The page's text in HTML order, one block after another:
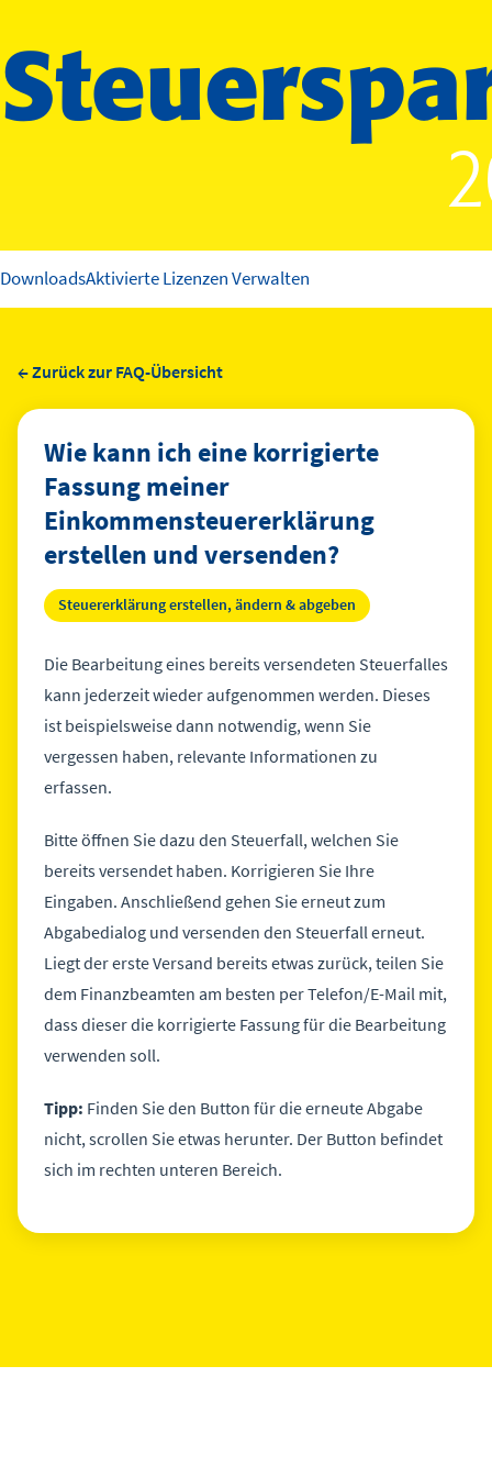
DownloadsAktivierte Lizenzen Verwalten
← Zurück zur FAQ-Übersicht
Wie kann ich eine korrigierte
Fassung meiner
Einkommensteuererklärung
erstellen und versenden?
Steuererklärung erstellen, ändern & abgeben
Die Bearbeitung eines bereits versendeten Steuerfalles
kann jederzeit wieder aufgenommen werden. Dieses
ist beispielsweise dann notwendig, wenn Sie
vergessen haben, relevante Informationen zu
erfassen.
Bitte öffnen Sie dazu den Steuerfall, welchen Sie
bereits versendet haben. Korrigieren Sie Ihre
Eingaben. Anschließend gehen Sie erneut zum
Abgabedialog und versenden den Steuerfall erneut.
Liegt der erste Versand bereits etwas zurück, teilen Sie
dem Finanzbeamten am besten per Telefon/E-Mail mit,
dass dieser die korrigierte Fassung für die Bearbeitung
verwenden soll.
Tipp: Finden Sie den Button für die erneute Abgabe
nicht, scrollen Sie etwas herunter. Der Button befindet
sich im rechten unteren Bereich.